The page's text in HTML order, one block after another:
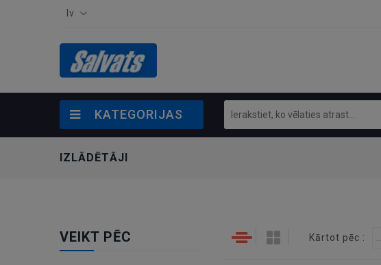
lv
KATEGORIJAS
IZLĀDĒTĀJI
VEIKT PĒC Kārtot pēc :